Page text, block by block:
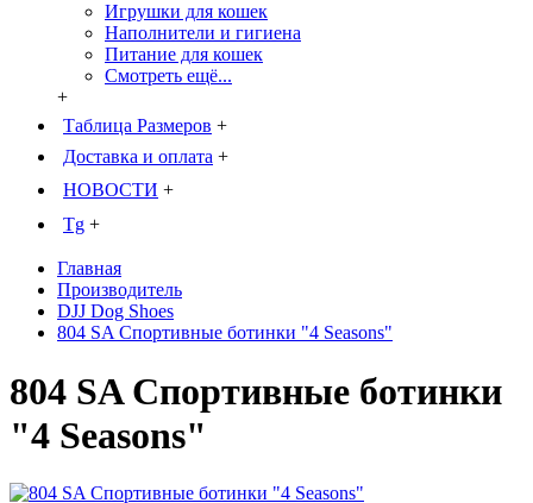
Игрушки для кошек
Наполнители и гигиена
Питание для кошек
Смотреть ещё...
+
Таблица Размеров +
Доставка и оплата +
НОВОСТИ +
Tg +
Главная
Производитель
DJJ Dog Shoes
804 SA Спортивные ботинки "4 Seasons"
804 SA Спортивные ботинки
"4 Seasons"